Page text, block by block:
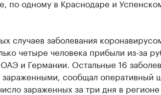
по одному в Краснодаре и
случаев заболевания
четыре человека прибыли из-за
и Германии. Остальные 16
зараженными, сообщал оперативный
зараженных за три дня в регионе